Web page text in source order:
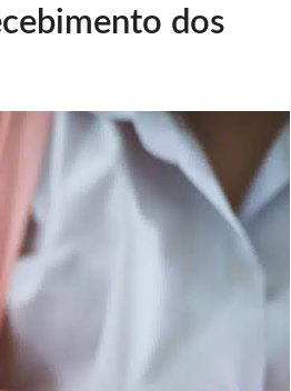
dos